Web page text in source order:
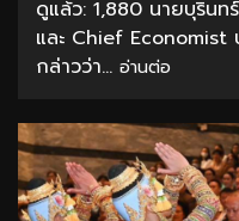
ดูแล้ว: 1,880 นายบุริน
และ Chief Economist
กล่าวว่า... อ่านต่อ